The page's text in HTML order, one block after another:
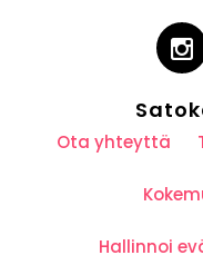
Ota yhteyttä
Hallinnoi